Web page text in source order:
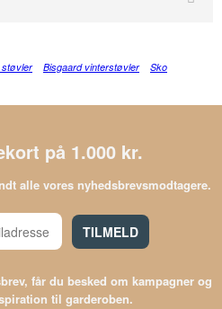
støvler Bisgaard vinterstøvler
Sko
på 1.000 kr.
alle vores nyhedsbrevsmodtagere.
TILMELD
får du besked om kampagner og
til garderoben.